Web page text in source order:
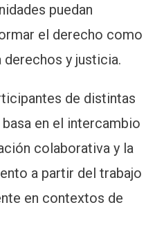
puedan
el derecho como
y justicia.
de distintas
en el intercambio
colaborativa y la
a partir del trabajo
en contextos de